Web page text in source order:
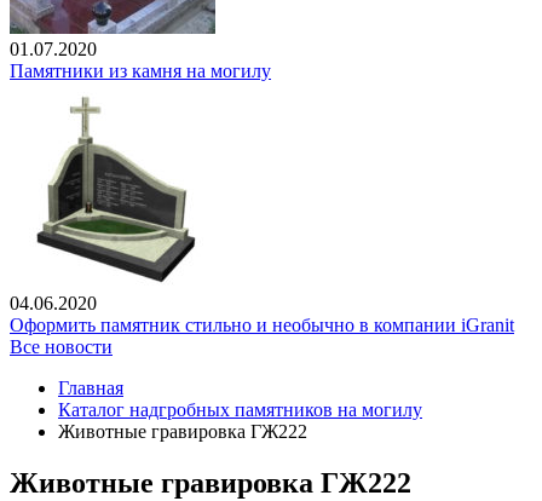
01.07.2020
Памятники из камня на могилу
04.06.2020
Оформить памятник стильно и необычно в компании iGranit
Все новости
Главная
Каталог надгробных памятников на могилу
Животные гравировка ГЖ222
Животные гравировка ГЖ222